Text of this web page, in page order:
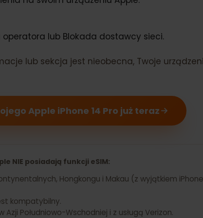
jest ograniczony do konkretnego
na swoim urządzeniu Apple.
operatora lub Blokada dostawcy sieci.
lub sekcja jest nieobecna, Twoje
NIE posiadają funkcji eSIM: